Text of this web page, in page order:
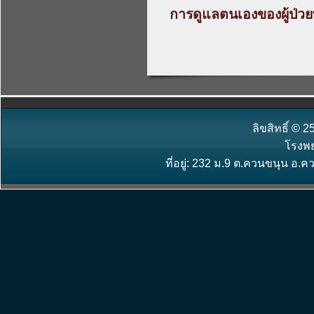
การดูแลตนเองของผู้ป่ว
ลิขสิทธิ์ ©
โรง
ที่อยู่: 232 ม.9 ต.ควนขนุน อ.ค